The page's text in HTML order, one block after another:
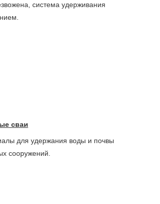
система удерживания
сваи
для удержания воды и почвы
сооружений.